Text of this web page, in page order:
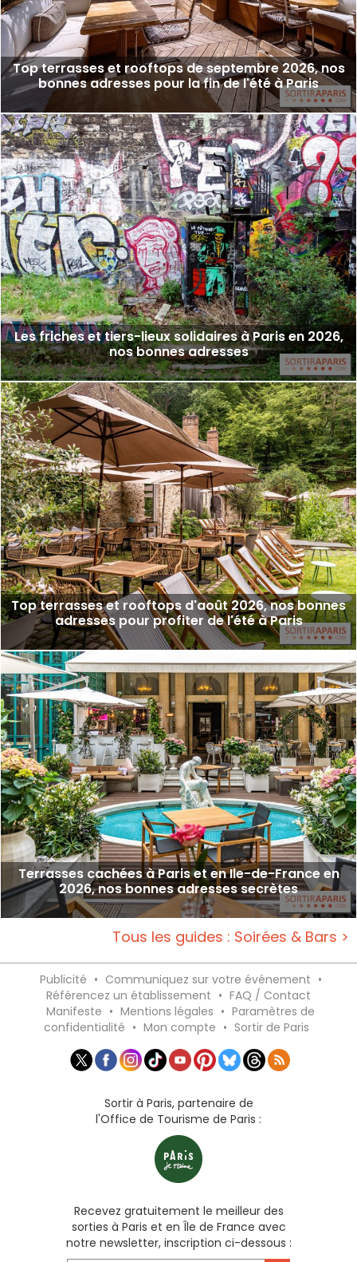
Top terrasses et rooftops de septembre 2026, nos
bonnes adresses pour la fin de l'été à Paris
Les friches et tiers-lieux solidaires à Paris en 2026,
nos bonnes adresses
Top terrasses et rooftops d'août 2026, nos bonnes
adresses pour profiter de l'été à Paris
Terrasses cachées à Paris et en Ile-de-France en
2026, nos bonnes adresses secrètes
Tous les guides : Soirées & Bars >
Publicité • Communiquez sur votre événement •
Référencez un établissement • FAQ / Contact
Manifeste • Mentions légales • Paramètres de
confidentialité • Mon compte • Sortir de Paris
Sortir à Paris, partenaire de
l'Office de Tourisme de Paris :
Recevez gratuitement le meilleur des
sorties à Paris et en Île de France avec
notre newsletter, inscription ci-dessous :